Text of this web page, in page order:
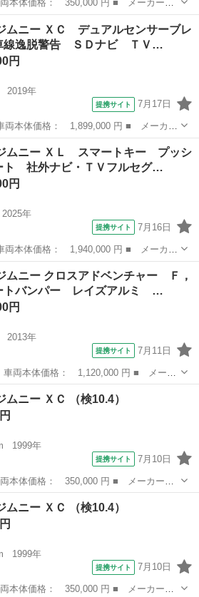
ムニー ■ グレード名： ランドベン
■ ドア枚数： 3D ■ ミッション：
ムニー ＸＣ デュアルセンサーブレ
逸脱警告 ＳＤナビ ＴＶ…
円
2019年
提携サイト 7月17日
ムニー ■ グレード名： ＸＣ デュ
線逸脱警告 ＳＤナビ ＴＶ ＣＤ ＤＶ
ー
ムニー ＸＬ スマートキー プッシ
ト 社外ナビ・ＴＶフルセグ…
円
2025年
提携サイト 7月16日
ムニー ■ グレード名： ＸＬ スマ
社外ナビ・ＴＶフルセグ 前席シート
ムニー クロスアドベンチャー Ｆ，
トバンパー レイズアルミ …
円
2013年
提携サイト 7月11日
ジムニー ■ グレード名： クロスア
トバンパー レイズアルミ 切替式４Ｗ
ムニー ＸＣ （検10.4）
1999年
提携サイト 7月10日
ムニー ■ グレード名： ＸＣ ■ 排
： 3D ■ ミッション： AT4速 ■ 店...
ムニー ＸＣ （検10.4）
1999年
提携サイト 7月10日